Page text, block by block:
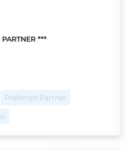
***
Preferred Partner